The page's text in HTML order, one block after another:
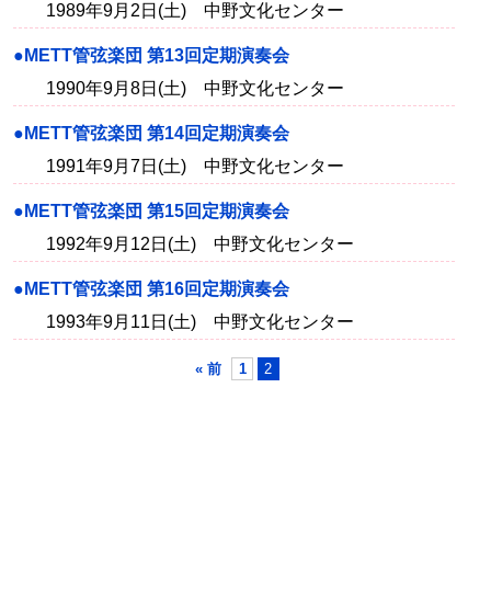
1989年9月2日(土) 中野文化センター
●METT管弦楽団 第13回定期演奏会
1990年9月8日(土) 中野文化センター
●METT管弦楽団 第14回定期演奏会
1991年9月7日(土) 中野文化センター
●METT管弦楽団 第15回定期演奏会
1992年9月12日(土) 中野文化センター
●METT管弦楽団 第16回定期演奏会
1993年9月11日(土) 中野文化センター
« 前 1 2